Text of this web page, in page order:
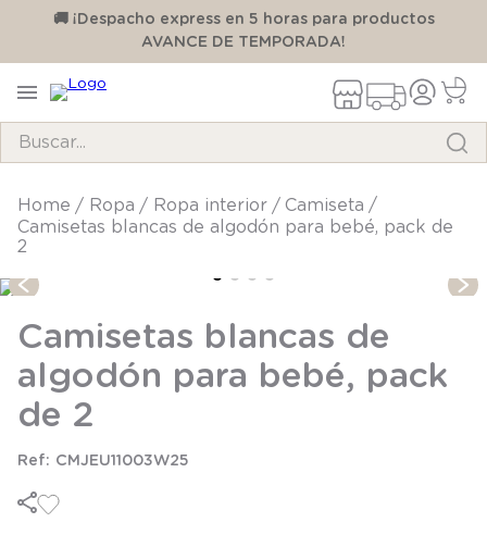
🚚 ¡Despacho express en 5 horas para productos
AVANCE DE TEMPORADA!
ropa ropa interior
camiseta
Camisetas blancas de algodón para bebé, pack de
2
Camisetas blancas de
algodón para bebé, pack
de 2
CMJEU11003W25
TÉRMINOS MÁS BUSCADOS
.
body
5
manta
6.
panty
7 .
niña
8.